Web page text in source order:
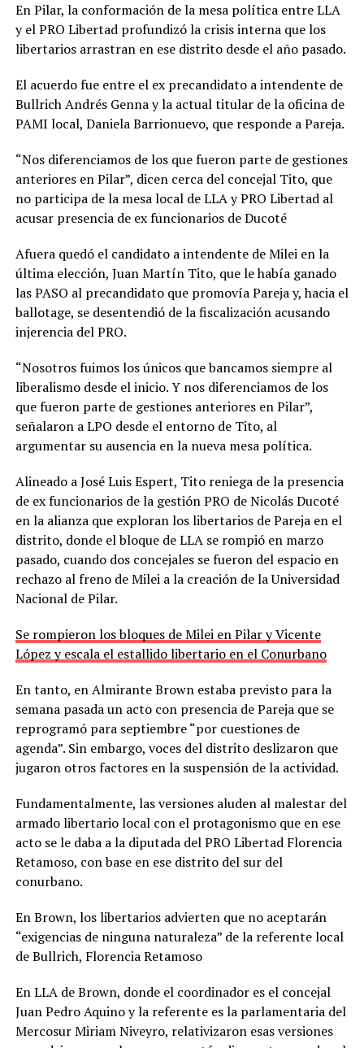
En Pilar, la conformación de la mesa política entre LLA
y el PRO Libertad profundizó la crisis interna que los
libertarios arrastran en ese distrito desde el año pasado.
El acuerdo fue entre el ex precandidato a intendente de
Bullrich Andrés Genna y la actual titular de la oficina de
PAMI local, Daniela Barrionuevo, que responde a Pareja.
“Nos diferenciamos de los que fueron parte de gestiones
anteriores en Pilar”, dicen cerca del concejal Tito, que
no participa de la mesa local de LLA y PRO Libertad al
acusar presencia de ex funcionarios de Ducoté
Afuera quedó el candidato a intendente de Milei en la
última elección, Juan Martín Tito, que le había ganado
las PASO al precandidato que promovía Pareja y, hacia el
ballotage, se desentendió de la fiscalización acusando
injerencia del PRO.
“Nosotros fuimos los únicos que bancamos siempre al
liberalismo desde el inicio. Y nos diferenciamos de los
que fueron parte de gestiones anteriores en Pilar”,
señalaron a LPO desde el entorno de Tito, al
argumentar su ausencia en la nueva mesa política.
Alineado a José Luis Espert, Tito reniega de la presencia
de ex funcionarios de la gestión PRO de Nicolás Ducoté
en la alianza que exploran los libertarios de Pareja en el
distrito, donde el bloque de LLA se rompió en marzo
pasado, cuando dos concejales se fueron del espacio en
rechazo al freno de Milei a la creación de la Universidad
Nacional de Pilar.
Se rompieron los bloques de Milei en Pilar y Vicente
López y escala el estallido libertario en el Conurbano
En tanto, en Almirante Brown estaba previsto para la
semana pasada un acto con presencia de Pareja que se
reprogramó para septiembre “por cuestiones de
agenda”. Sin embargo, voces del distrito deslizaron que
jugaron otros factores en la suspensión de la actividad.
Fundamentalmente, las versiones aluden al malestar del
armado libertario local con el protagonismo que en ese
acto se le daba a la diputada del PRO Libertad Florencia
Retamoso, con base en ese distrito del sur del
conurbano.
En Brown, los libertarios advierten que no aceptarán
“exigencias de ninguna naturaleza” de la referente local
de Bullrich, Florencia Retamoso
En LLA de Brown, donde el coordinador es el concejal
Juan Pedro Aquino y la referente es la parlamentaria del
Mercosur Miriam Niveyro, relativizaron esas versiones